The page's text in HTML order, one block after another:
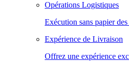
Opérations Logistiques
Exécution sans papier
Expérience de Livraison
Offrez une expérience